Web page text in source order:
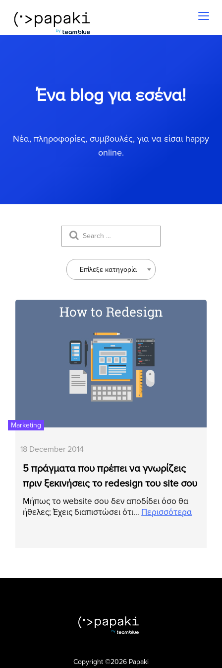
Ένα blog για εσένα!
Νέα, πληροφορίες, συμβουλές, για να είσαι happy
online.
Επίλεξε κατηγορία
Marketing
18 December 2014
5 πράγματα που πρέπει να γνωρίζεις
πριν ξεκινήσεις το redesign του site σου
Μήπως το website σου δεν αποδίδει όσο θα
ήθελες; Έχεις διαπιστώσει ότι… Περισσότερα
Copyright ©2026 Papaki